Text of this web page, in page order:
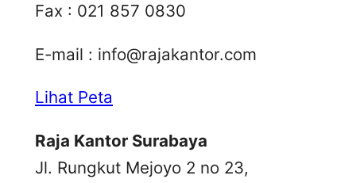
Fax : 021 857 0830
E-mail : info@rajakantor.com
Lihat Peta
Raja Kantor Surabaya
Jl. Rungkut Mejoyo 2 no 23,